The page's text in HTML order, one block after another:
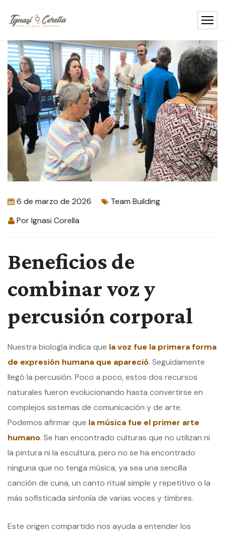
6 de marzo de 2026
Team Building
PorIgnasi Corella
Beneficios de
combinar voz y
percusión corporal
Nuestra biología indica que la voz fue la primera forma
de expresión humana que apareció. Seguidamente
llegó la percusión. Poco a poco, estos dos recursos
naturales fueron evolucionando hasta convertirse en
complejos sistemas de comunicación y de arte.
Podemos afirmar que la música fue el primer arte
humano. Se han encontrado culturas que no utilizan ni
la pintura ni la escultura, pero no se ha encontrado
ninguna que no tenga música, ya sea una sencilla
canción de cuna, un canto ritual simple y repetitivo o la
más sofisticada sinfonía de varias voces y timbres.
Este origen compartido nos ayuda a entender los